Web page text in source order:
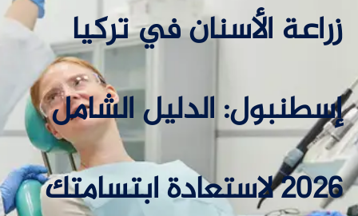
زراعة الأسنان في تركيا
إسطنبول: الدليل الشامل
2026 لاستعادة ابتسامتك